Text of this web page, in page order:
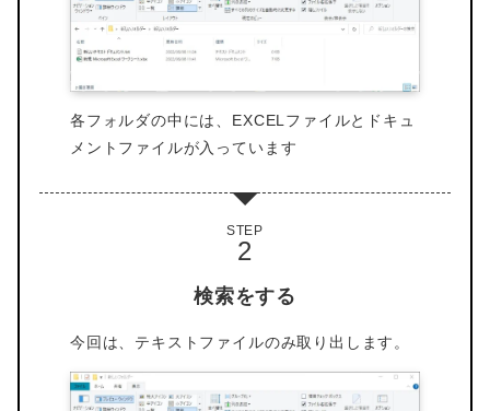
各フォルダの中には、EXCELファイルとドキュ
メントファイルが入っています
STEP
検索をする
今回は、テキストファイルのみ取り出します。